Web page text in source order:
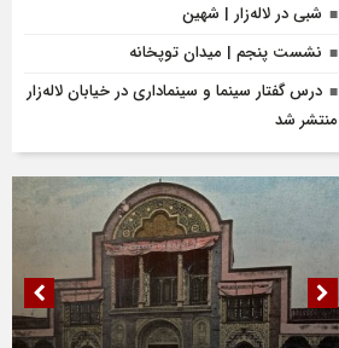
شبی در لاله‌زار | شهین
نشست پنجم | میدان توپخانه
درس گفتار سینما و سینماداری در خیابان لاله‌زار
منتشر شد